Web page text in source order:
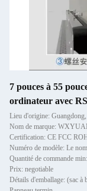
7 pouces à 55
ordinateur avec
Lieu d'origine:
Nom de marque:
Certification: CE FCC
Numéro de modèle: Le
Quantité de commande
Prix: negotiable